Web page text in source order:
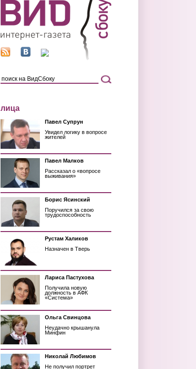
лица
Павел Супрун
Увидел логику в вопросе
жителей
Павел Малков
Рассказал о «вопросе
выживания»
Борис Ясинский
Поручился за свою
трудоспособность
Рустам Халиков
Назначен в Тверь
Лариса Пастухова
Получила новую
должность в АФК
«Система»
Ольга Свинцова
Неудачно крышанула
Минфин
Николай Любимов
Не получил портрет